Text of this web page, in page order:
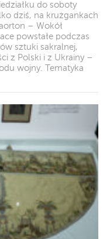
do soboty
dziś, na krużgankach
– Wokół
powstałe podczas
sztuki sakralnej,
z Polski i z Ukrainy –
wojny. Tematyka